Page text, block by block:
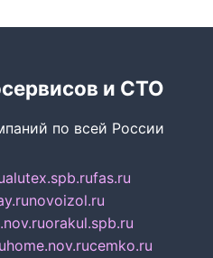
и СТО
по всей России
alutex.spb.rufas.ru
novoizol.ru
orakul.spb.ru
home.nov.rucemko.ru